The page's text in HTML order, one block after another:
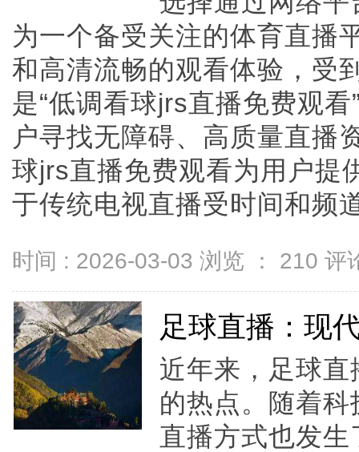
为一个备受关注的体育直播
和高清流畅的观看体验，受
是“低调看球jrs直播免费观
户寻找无障碍、高质量直播
球jrs直播免费观看为用户提
于传统电视直播受时间和频
时间 : 2026-03-03 浏览 ： 210 评
足球直播：现
近年来，足球
的热点。随着
直播方式也发